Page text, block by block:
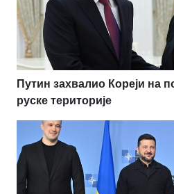
Путин захвалио Кореји на
руске територије